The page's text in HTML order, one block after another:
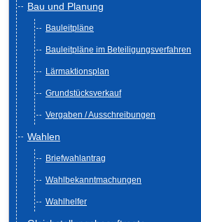
Bau und Planung
Bauleitpläne
Bauleitpläne im Beteiligungsverfahren
Lärmaktionsplan
Grundstücksverkauf
Vergaben / Ausschreibungen
Wahlen
Briefwahlantrag
Wahlbekanntmachungen
Wahlhelfer